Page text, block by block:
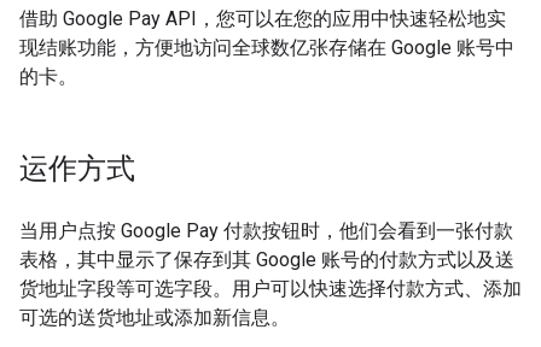
借助 Google Pay API，您可以在您的应用中快速轻松地实
现结账功能，方便地访问全球数亿张存储在 Google 账号中
的卡。
运作方式
当用户点按 Google Pay 付款按钮时，他们会看到一张付款
表格，其中显示了保存到其 Google 账号的付款方式以及送
货地址字段等可选字段。用户可以快速选择付款方式、添加
可选的送货地址或添加新信息。